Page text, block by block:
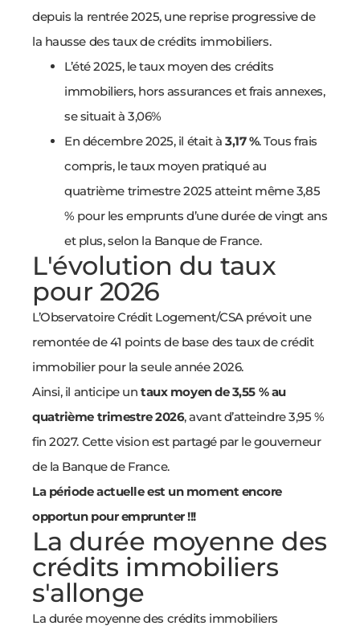
depuis la rentrée 2025, une reprise progressive de
la hausse des taux de crédits immobiliers.
L’été 2025, le taux moyen des crédits
immobiliers, hors assurances et frais annexes,
se situait à 3,06%
En décembre 2025, il était à 3,17 %. Tous frais
compris, le taux moyen pratiqué au
quatrième trimestre 2025 atteint même 3,85
% pour les emprunts d’une durée de vingt ans
et plus, selon la Banque de France.
L'évolution du taux
pour 2026
L’Observatoire Crédit Logement/CSA prévoit une
remontée de 41 points de base des taux de crédit
immobilier pour la seule année 2026.
Ainsi, il anticipe untaux moyen de 3,55 % au
quatrième trimestre 2026, avant d’atteindre 3,95 %
fin 2027. Cette vision est partagé par le gouverneur
de la Banque de France.
La période actuelle est un moment encore
opportun pour emprunter !!!
La durée moyenne des
crédits immobiliers
s'allonge
La durée moyenne des crédits immobiliers